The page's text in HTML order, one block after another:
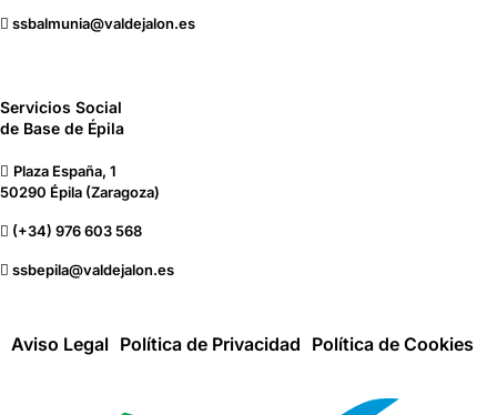
ssbalmunia@valdejalon.es
Servicios Social
de Base de Épila
Plaza España, 1
50290 Épila (Zaragoza)
(+34) 976 603 568
ssbepila@valdejalon.es
Aviso Legal Política de Privacidad Política de Cookies